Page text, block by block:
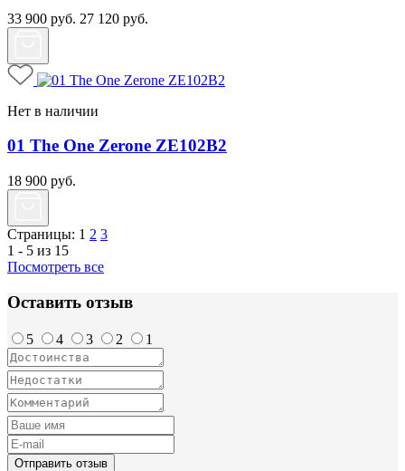
33 900 руб. 27 120 руб.
Нет в наличии
01 The One Zerone ZE102B2
18 900 руб.
Страницы: 1 2 3
1 - 5 из 15
Посмотреть все
Оставить отзыв
5 4 3 2 1
Отправить отзыв